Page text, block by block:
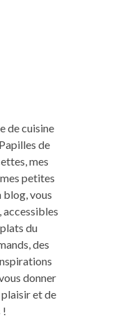
de cuisine
de
mes
petites
blog, vous
du
des
donner
plaisir et de
!